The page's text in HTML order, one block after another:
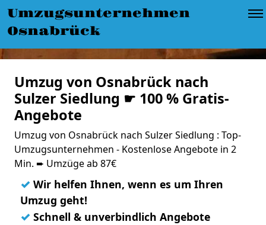
Umzugsunternehmen
Osnabrück
Umzug von Osnabrück nach
Sulzer Siedlung ☛ 100 % Gratis-
Angebote
Umzug von Osnabrück nach Sulzer Siedlung : Top-
Umzugsunternehmen - Kostenlose Angebote in 2
Min. ➨ Umzüge ab 87€
✓ Wir helfen Ihnen, wenn es um Ihren
Umzug geht!
✓ Schnell & unverbindlich Angebote